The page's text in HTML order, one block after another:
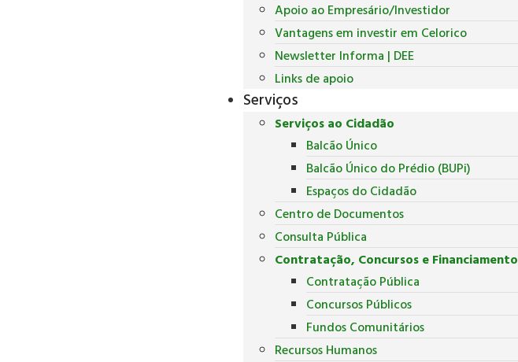
Apoio ao Empresário/Investidor
Vantagens em investir em Celorico
Newsletter Informa | DEE
Links de apoio
Serviços
Serviços ao Cidadão
Balcão Único
Balcão Único do Prédio (BUPi)
Espaços do Cidadão
Centro de Documentos
Consulta Pública
Contratação, Concursos e Financiamento
Contratação Pública
Concursos Públicos
Fundos Comunitários
Recursos Humanos